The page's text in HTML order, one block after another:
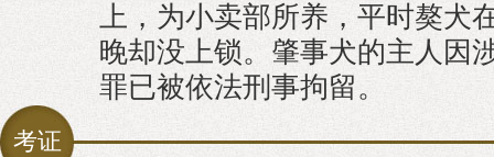
上，为小卖部所养，平时獒犬
晚却没上锁。肇事犬的主人因
罪已被依法刑事拘留。
考证